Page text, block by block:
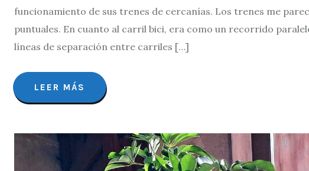
funcionamiento de sus trenes de cercanías. Los trenes me
puntuales. En cuanto al carril bici, era como un recorrido
líneas de separación entre carriles […]
LEER MÁS